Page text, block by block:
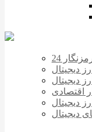
24
دیجیتال
دیجیتال
اقتصادی
دیجیتال
دیجیتال